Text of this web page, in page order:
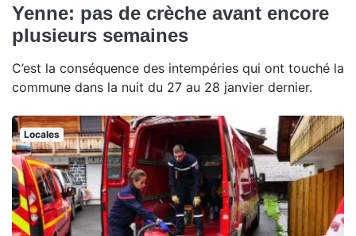
Yenne: pas de crèche avant encore
plusieurs semaines
C’est la conséquence des intempéries qui ont touché la
commune dans la nuit du 27 au 28 janvier dernier.
Locales